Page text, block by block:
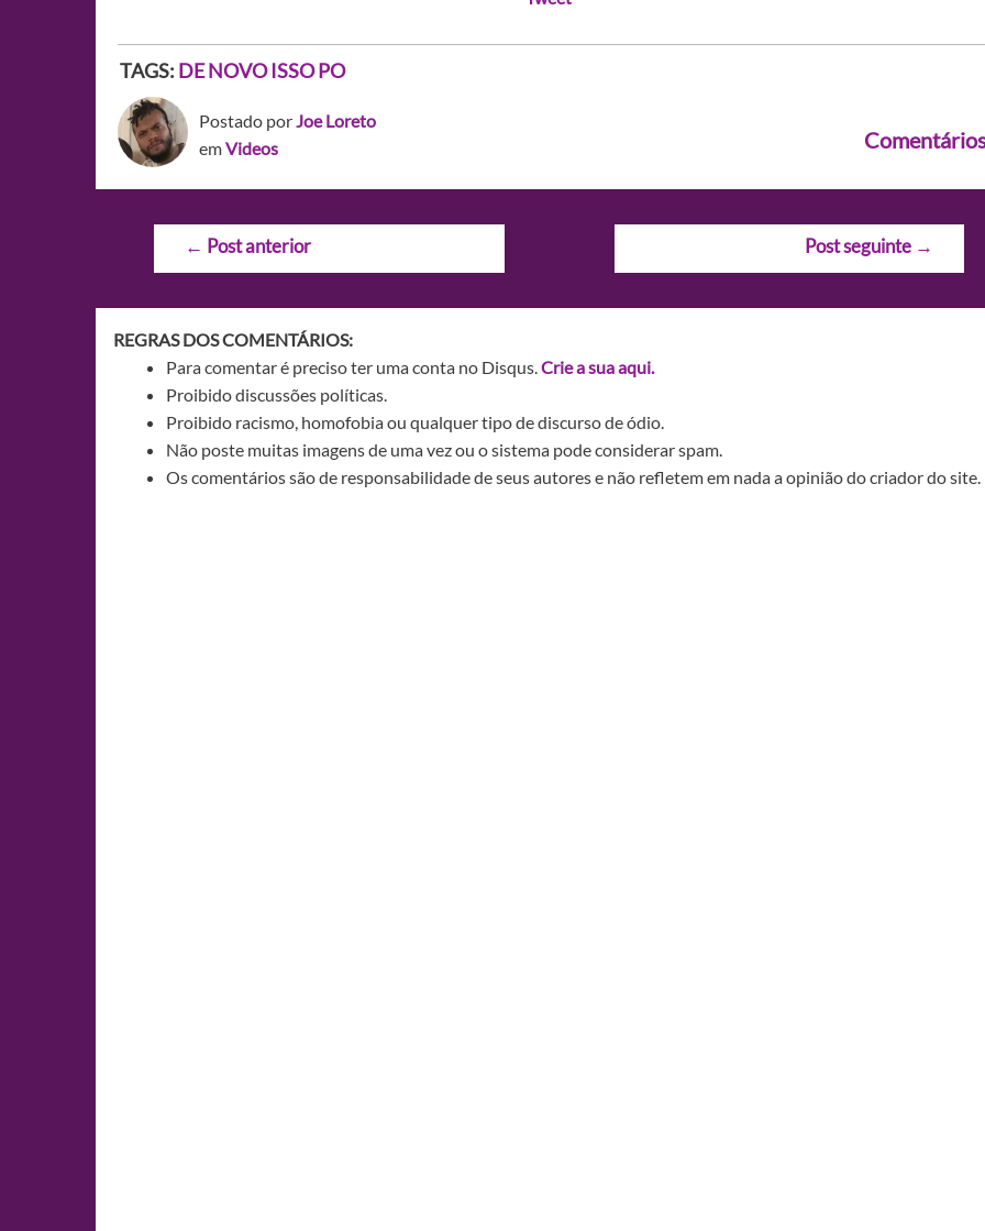
TAGS: DE NOVO ISSO PO
Postado porJoe Loreto
emVideos
Navegação
← Post anterior Post seguinte →
REGRAS DOS COMENTÁRIOS:
Para comentar é preciso ter uma conta no Disqus.Crie a sua aqui.
Proibido discussões políticas.
Proibido racismo, homofobia ou qualquer tipo de discurso de ódio.
Não poste muitas imagens de uma vez ou o sistema pode considerar spam.
Os comentários são de responsabilidade de seus autores e não refletem em nada a opinião do criador do site.